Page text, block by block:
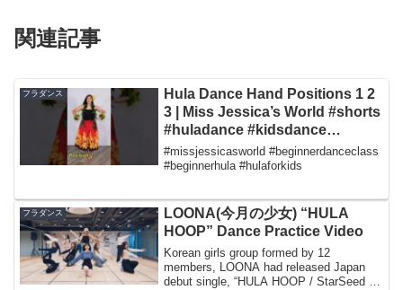
関連記事
フラダンス
Hula Dance Hand Positions 1 2
3 | Miss Jessica’s World #shorts
#huladance #kidsdance
#dancelesson
#missjessicasworld #beginnerdanceclass
#beginnerhula #hulaforkids
フラダンス
LOONA(今月の少女) “HULA
HOOP” Dance Practice Video
Korean girls group formed by 12
members, LOONA had released Japan
debut single, “HULA HOOP / StarSeed -